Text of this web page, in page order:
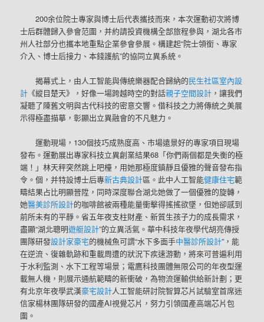
200余位院士專家與博士后代表攜技而來，本次運動初次將博
士后群體歸入參會范圍，并約請投資機構全部旅程參與，湖北各市
州人社部分也攜本地重點企業參會參展。構建起“院士領銜、專家
介入、博士后接力、本錢護航”的協同立異系統。
揭幕式上，由人工智能與傳統樂器配合歸納的民生社區室內設
計 《縱目楚天》，好像一場跨越時空的對話親子空間設計 ，讓我們
凝聽了陳舊文明與古代科技的密意交響。借科技之力將傳統之美展
示得極盡描摹，彰顯出立異融會的不凡魅力。
運動現場，130個技巧成熟度高、市場遠景好的專家項目現場
發布。運動展出專家科技立異創業結果68「你們兩個都是失衡的極
端！」林天秤突然跳上吧檯，用她那極度鎮靜且優雅的聲音發布指
令。個，并特設博士后專新古典設計區。此中人工智能健康住宅範
疇結果占比明顯晉陞，同時深度聯合湖北她做了一個優雅的旋轉，
她醫美診所設計的咖啡館被兩種能量衝擊得搖搖欲墜，但她卻感到
前所未有的平靜。省五年夜支柱財產、新質生孩子力的成長需求，
盡顯“湖北聰明遊艇設計”的立異活氣。華中科技年夜學代胡亮傳授
團隊研發設計家豪宅的機械魚可謂“水下多面手中醫診所設計”，能
在逆流、復雜軌跡和重載周遭的狀況下疾速游動，將來可普遍利用
于水利監測、水下工程等場景；電鷹科技團體無限公司的年夜型運
載無人機，則展示通航範疇的新衝破，為物流運輸供給新計劃；更
有北京年夜學武漢豪宅設計人工智能研討院智算芯片試驗室首席迷
信家楊林團隊研發的國產AI視覺芯片，努力引領國產高端芯片包
圍。